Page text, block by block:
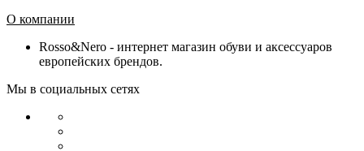
О компании
Rosso&Nero - интернет магазин обуви и аксессуаров
европейских брендов.
Мы в социальных сетях